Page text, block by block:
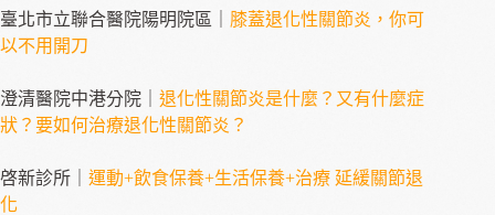
臺北市立聯合醫院陽明院區｜ 膝蓋退化性關節炎，你可
以不用開刀
澄清醫院中港分院｜ 退化性關節炎是什麼？又有什麼症
狀？要如何治療退化性關節炎？
啓新診所｜ 運動+飲食保養+生活保養+治療 延緩關節退
化